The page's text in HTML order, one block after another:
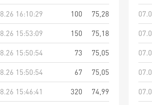
16:10:29
100
75,28
15:53:09
150
75,18
15:50:54
73
75,05
15:50:54
67
75,05
15:46:41
320
74,99